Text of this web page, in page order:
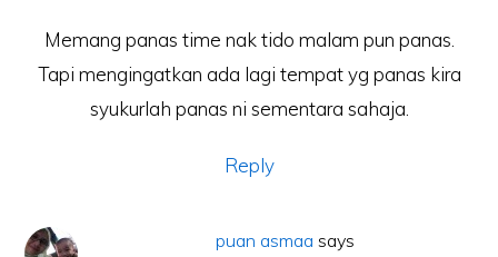
Memang panas time nak tido malam pun panas.
Tapi mengingatkan ada lagi tempat yg panas kira
syukurlah panas ni sementara sahaja.
Reply
puan asmaa says